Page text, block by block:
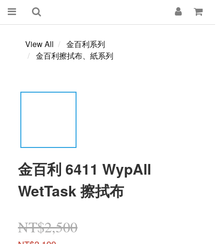
View All
金百利系列
金百利擦拭布、紙系列
金百利 6411 WypAll
WetTask 擦拭布
NT$2,500